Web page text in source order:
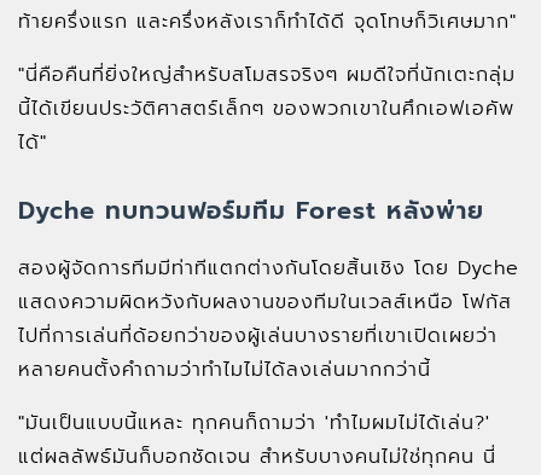
ท้ายครึ่งแรก และครึ่งหลังเราก็ทำได้ดี จุดโทษก็วิเศษมาก"
"นี่คือคืนที่ยิ่งใหญ่สำหรับสโมสรจริงๆ ผมดีใจที่นักเตะกลุ่ม
นี้ได้เขียนประวัติศาสตร์เล็กๆ ของพวกเขาในศึกเอฟเอคัพ
ได้"
Dyche ทบทวนฟอร์มทีม Forest หลังพ่าย
สองผู้จัดการทีมมีท่าทีแตกต่างกันโดยสิ้นเชิง โดย Dyche
แสดงความผิดหวังกับผลงานของทีมในเวลส์เหนือ โฟกัส
ไปที่การเล่นที่ด้อยกว่าของผู้เล่นบางรายที่เขาเปิดเผยว่า
หลายคนตั้งคำถามว่าทำไมไม่ได้ลงเล่นมากกว่านี้
"มันเป็นแบบนี้แหละ ทุกคนก็ถามว่า 'ทำไมผมไม่ได้เล่น?'
แต่ผลลัพธ์มันก็บอกชัดเจน สำหรับบางคนไม่ใช่ทุกคน นี่